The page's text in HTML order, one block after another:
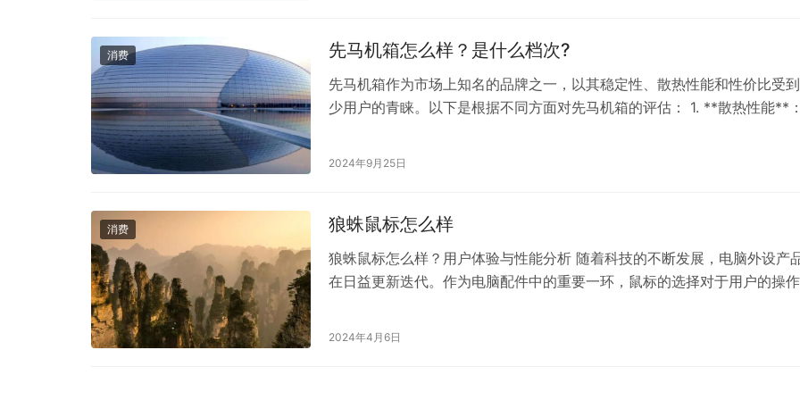
消费 先马机箱怎么样？是什么档次?
先马机箱作为市场上知名的品牌之一，以其稳定性、散热性能和性价比受
少用户的青睐。以下是根据不同方面对先马机箱的评估： 1. **散热性能**
的散热效率。特别是其顶部、侧面以及背面的大量散热孔设计，可以在安装
2024年9月25日
消费 狼蛛鼠标怎么样
狼蛛鼠标怎么样？用户体验与性能分析 随着科技的不断发展，电脑外设产
在日益更新迭代。作为电脑配件中的重要一环，鼠标的选择对于用户的操作
体验如何。 一、外观设计 狼蛛鼠标在外观设计上采用了独特的流线型设计
2024年4月6日